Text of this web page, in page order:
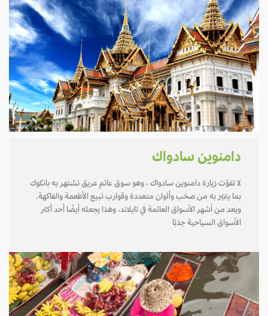
دامنوين سادواك
لا تفوّت زيارة دامنوين سادواك ، وهو سوق عائم عريق تشتهر به بانكوك
بما يتميّز به من صخب وألوان متعددة وقوارب تبيع الأطعمة والفاكهة.
ويعد من أشهر الأسواق العائمة في تايلاند، وهذا يجعله أيضًا أحد أكثر
الأسواق السياحية جذبًا